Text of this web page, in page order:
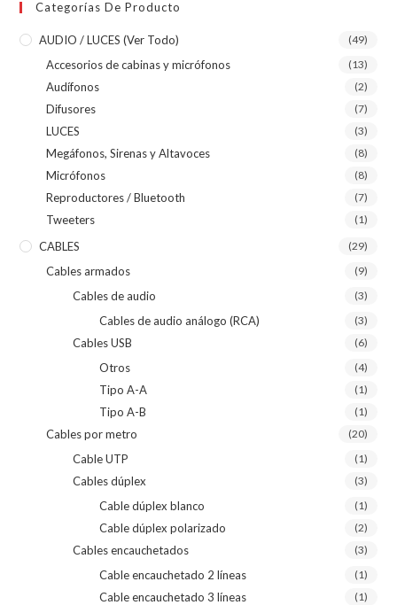
Categorías De Producto
AUDIO / LUCES (ver Todo) (49)
Accesorios de cabinas y micrófonos (13)
Audífonos (2)
Difusores (7)
LUCES (3)
Megáfonos, Sirenas y Altavoces (8)
Micrófonos (8)
Reproductores / Bluetooth (7)
Tweeters (1)
CABLES (29)
Cables armados (9)
Cables de audio (3)
Cables de audio análogo (RCA) (3)
Cables USB (6)
Otros (4)
Tipo A-A (1)
Tipo A-B (1)
Cables por metro (20)
Cable UTP (1)
Cables dúplex (3)
Cable dúplex blanco (1)
Cable dúplex polarizado (2)
Cables encauchetados (3)
Cable encauchetado 2 líneas (1)
Cable encauchetado 3 líneas (1)